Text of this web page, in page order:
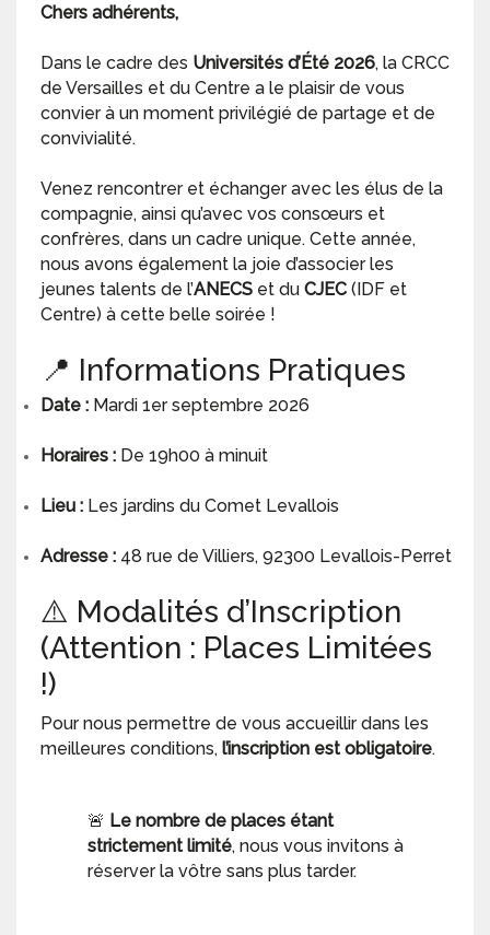
Chers adhérents,
Dans le cadre des Universités d’Été 2026, la CRCC
de Versailles et du Centre a le plaisir de vous
convier à un moment privilégié de partage et de
convivialité.
Venez rencontrer et échanger avec les élus de la
compagnie, ainsi qu’avec vos consœurs et
confrères, dans un cadre unique. Cette année,
nous avons également la joie d’associer les
jeunes talents de l’ANECS et du CJEC (IDF et
Centre) à cette belle soirée !
📍 Informations Pratiques
Date : Mardi 1er septembre 2026
Horaires : De 19h00 à minuit
Lieu : Les jardins du Comet Levallois
Adresse : 48 rue de Villiers, 92300 Levallois-Perret
⚠️ Modalités d’Inscription
(Attention : Places Limitées
!)
Pour nous permettre de vous accueillir dans les
meilleures conditions, l’inscription est obligatoire.
🚨 Le nombre de places étant
strictement limité, nous vous invitons à
réserver la vôtre sans plus tarder.